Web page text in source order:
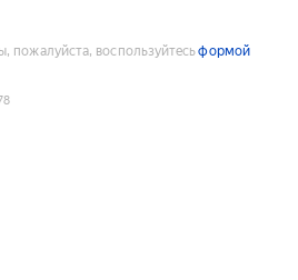
пожалуйста, воспользуйтесьформой